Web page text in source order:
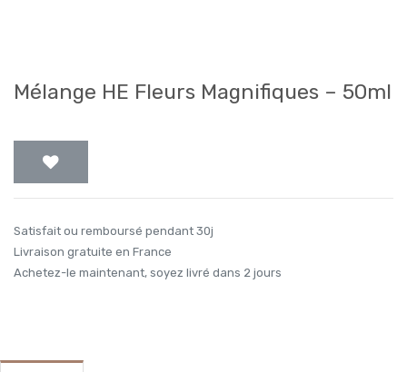
Mélange HE Fleurs Magnifiques – 50ml
Satisfait ou remboursé pendant 30j
Livraison gratuite en France
Achetez-le maintenant, soyez livré dans 2 jours